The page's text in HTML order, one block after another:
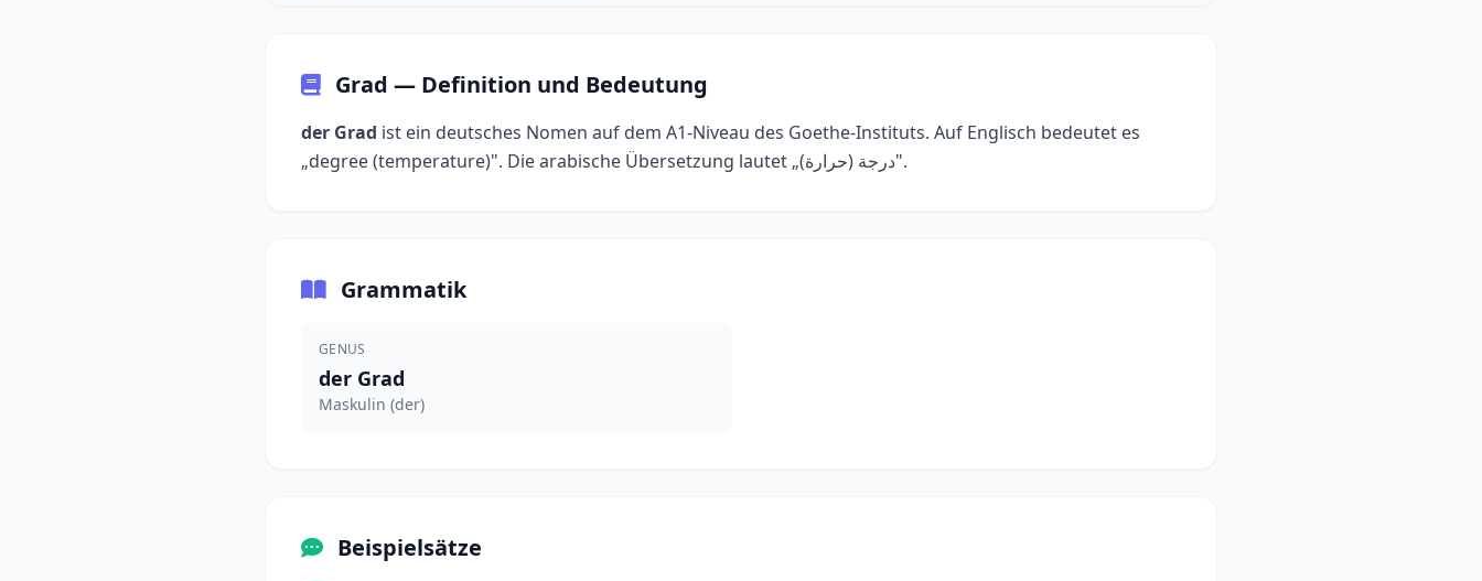
Grad — Definition und Bedeutung
der Grad ist ein deutsches Nomen auf dem A1-Niveau des Goethe-Instituts. Auf Englisch bedeutet es
„degree (temperature)". Die arabische Übersetzung lautet „درجة (حرارة)".
Grammatik
GENUS
der Grad
Maskulin (der)
Beispielsätze